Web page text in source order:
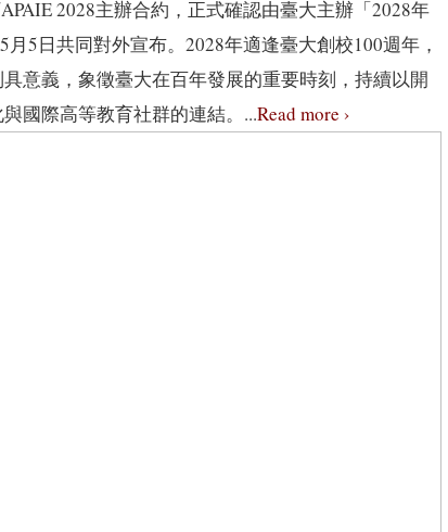
2028主辦合約，正式確認由臺大主辦「2028年
5日共同對外宣布。2028年適逢臺大創校100週年，
意義，象徵臺大在百年發展的重要時刻，持續以開
國際高等教育社群的連結。...Read more ›